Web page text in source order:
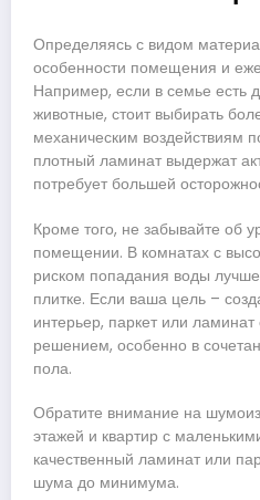
Определяясь с видом
особенности помещения и
Например, если в семье есть
животные, стоит выбирать
механическим воздействиям
плотный ламинат выдержат
потребует большей
Кроме того, не забывайте об
помещении. В комнатах с
риском попадания воды
плитке. Если ваша цель –
интерьер, паркет или
решением, особенно в
пола.
Обратите внимание на
этажей и квартир с
качественный ламинат или
шума до минимума.